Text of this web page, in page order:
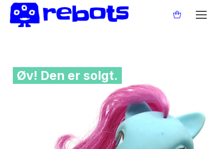
Øv! Den er solgt.